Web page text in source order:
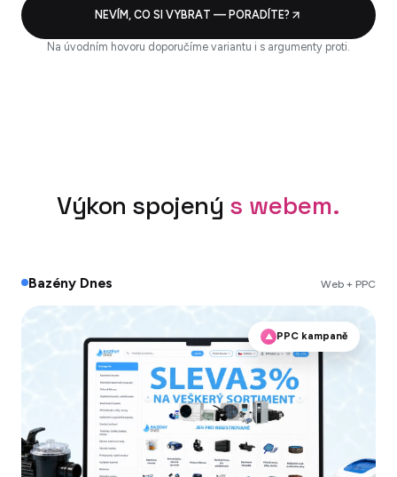
NEVÍM, CO SI VYBRAT — PORADÍTE?
Na úvodním hovoru doporučíme variantu i s argumenty proti.
Výkon spojený s webem.
Bazény Dnes Web + PPC
▲ PPC kampaně